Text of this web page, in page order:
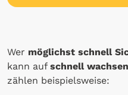
Wer möglichst schnell
kann auf schnell
zählen beispielsweise: